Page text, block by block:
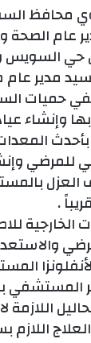
محافظ
عام الصحة
السويس
مدير
حميات
وإنشاء
العزل
الخارجية
المستشفي
اللازم